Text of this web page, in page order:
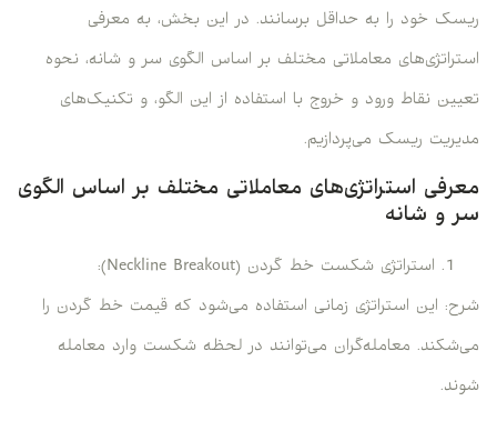
ریسک خود را به حداقل برسانند. در این بخش، به معرفی
استراتژی‌های معاملاتی مختلف بر اساس الگوی سر و شانه، نحوه
تعیین نقاط ورود و خروج با استفاده از این الگو، و تکنیک‌های
مدیریت ریسک می‌پردازیم.
معرفی استراتژی‌های معاملاتی مختلف بر اساس الگوی
سر و شانه
استراتژی شکست خط گردن (Neckline Breakout):
شرح: این استراتژی زمانی استفاده می‌شود که قیمت خط گردن را
می‌شکند. معامله‌گران می‌توانند در لحظه شکست وارد معامله
شوند.